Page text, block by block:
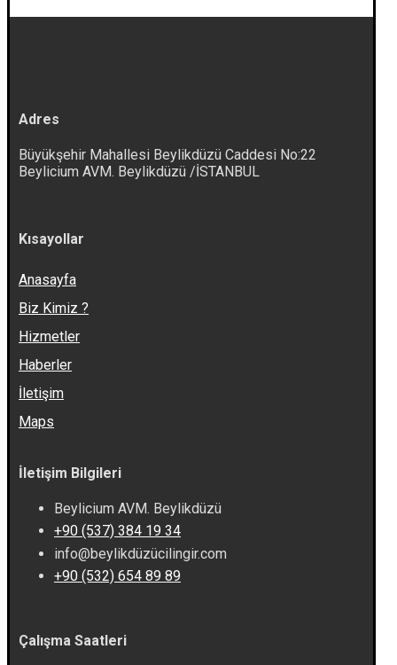
Adres
Büyükşehir Mahallesi Beylikdüzü Caddesi No:22
Beylicium AVM. Beylikdüzü /İSTANBUL
Kısayollar
Anasayfa
Biz Kimiz ?
Hizmetler
Haberler
İletişim
Maps
İletişim Bilgileri
Beylicium AVM. Beylikdüzü
+90 (537) 384 19 34
info@beylikdüzücilingir.com
+90 (532) 654 89 89
Çalışma Saatleri